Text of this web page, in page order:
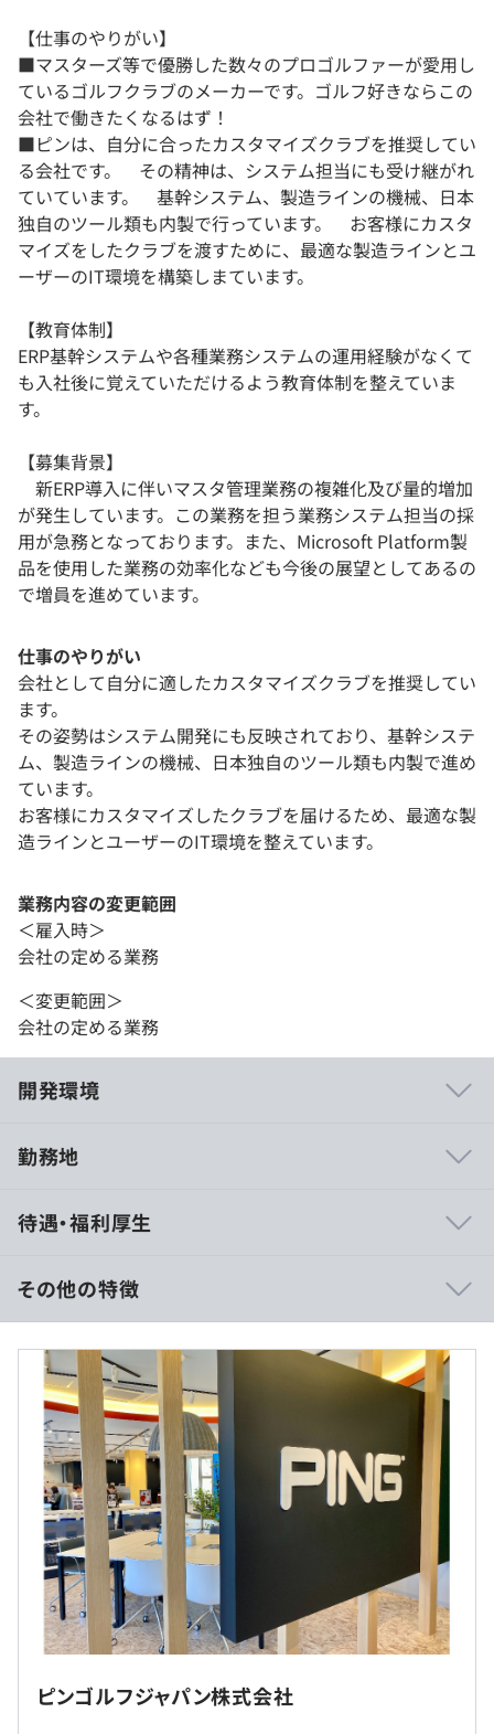
【仕事のやりがい】
■マスターズ等で優勝した数々のプロゴルファーが愛用し
ているゴルフクラブのメーカーです。ゴルフ好きならこの
会社で働きたくなるはず！
■ピンは、自分に合ったカスタマイズクラブを推奨してい
る会社です。 その精神は、システム担当にも受け継がれ
ていています。 基幹システム、製造ラインの機械、日本
独自のツール類も内製で行っています。 お客様にカスタ
マイズをしたクラブを渡すために、最適な製造ラインとユ
ーザーのIT環境を構築しまています。
【教育体制】
ERP基幹システムや各種業務システムの運用経験がなくて
も入社後に覚えていただけるよう教育体制を整えていま
す。
【募集背景】
新ERP導入に伴いマスタ管理業務の複雑化及び量的増加
が発生しています。この業務を担う業務システム担当の採
用が急務となっております。また、Microsoft Platform製
品を使用した業務の効率化なども今後の展望としてあるの
で増員を進めています。
仕事のやりがい
会社として自分に適したカスタマイズクラブを推奨してい
ます。
その姿勢はシステム開発にも反映されており、基幹システ
ム、製造ラインの機械、日本独自のツール類も内製で進め
ています。
お客様にカスタマイズしたクラブを届けるため、最適な製
造ラインとユーザーのIT環境を整えています。
業務内容の変更範囲
＜雇入時＞
会社の定める業務
＜変更範囲＞
会社の定める業務
開発環境
す。
【構成例】
Windows／Dell XPS13／CPU：Intel Core i7 8コア 16ス
レッド／RAM:16GB／SSD：512GB
■ハード・ソフト・ネットワーク・業務システムの開発か
ら導入・保守・運用・サポートまで幅広いIT業務を手がけ
ています。
A) インフラ担当：クライアント／サーバー／ネットワー
ク/基幹システム 2名
C) 業務システム担当：マスターデータ管理/ビジネス運
勤務地
就業場所の変更範囲
待遇・福利厚生
■賃金形態：年俸制（年俸を12分割）
■賃金の決定方法：当社規定により決定
■月給：333,334円～（基本給269,521円～、固定残業代
63,812円～（月25時間）を含む／月）
※固定残業代：月25時間
※超過分は別途支給します
（※想定年収は年収提示額を保証するものではありません）
9：30～18：30
その他の特徴
ピンゴルフジャパン株式会社